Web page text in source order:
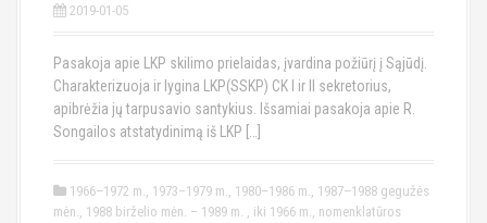
2019-01-05
Pasakoja apie LKP skilimo prielaidas, įvardina požiūrį į Sąjūdį.
Charakterizuoja ir lygina LKP(SSKP) CK I ir II sekretorius,
apibrėžia jų tarpusavio santykius. Išsamiai pasakoja apie R.
Songailos atstatydinimą iš LKP […]
1966–1972 m., 1973–1979 m., 1980–1986 m., 1987–1988 gegužės
mėn., 1988 birželio mėn. – 1989 m. , iki 1966 m., nomenklatūros